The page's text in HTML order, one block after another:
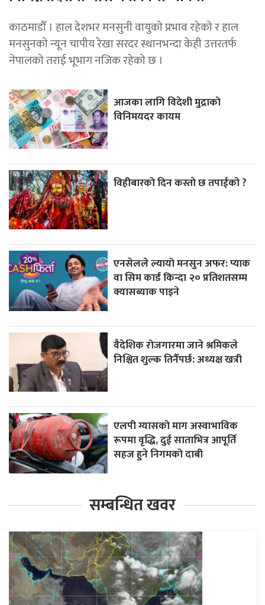
काठमाडौँ । हाल देशभर मनसुनी वायुको प्रभाव रहेको र हाल
मनसुनको न्यून चापीय रेखा सरदर स्थानभन्दा केही उत्तरतर्फ
नेपालको तराई भूभाग नजिक रहेको छ ।
आजका लागि विदेशी मुद्राको
विनिमयदर कायम
विहीबारको दिन कस्ताे छ तपाईको ?
एनसेलले ल्यायो मनसुन अफर: प्याक
वा सिम कार्ड किन्दा २० प्रतिशतसम्म
क्यासब्याक पाइने
वैदेशिक रोजगारमा जाने श्रमिकले
निश्चित शुल्क तिर्नैपर्छ: अध्यक्ष खत्री
एलपी ग्यासको माग अस्वाभाविक
रूपमा वृद्धि, दुई साताभित्र आपूर्ति
सहज हुने निगमको दाबी
सम्बन्धित खवर